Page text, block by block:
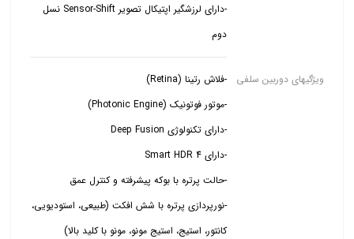
-دارای لرزشگیر اپتیکال تصویر Sensor-Shift نسل
دوم
ویژگیهای دوربین سلفی
-فلاش رتینا (Retina)
-موتور فوتونیک (Photonic Engine)
-دارای تکنولوژی Deep Fusion
-نورپردازی پرتره با شش افکت (طبیعی، استودیویی،
کانتور، استیج، استیج مونو، مونو با کلید بالا)